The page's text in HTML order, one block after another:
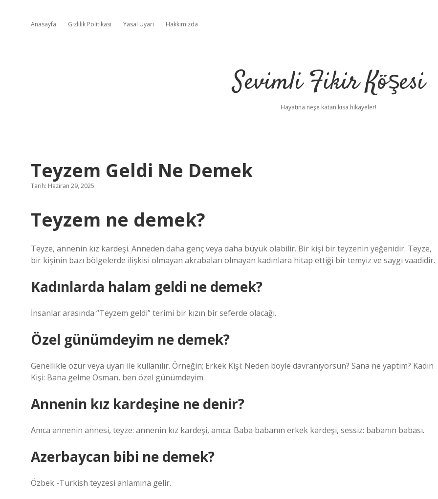
Anasayfa Gizlilik Politikası Yasal Uyarı Hakkımızda
Sevimli Fikir Köşesi
Hayatına neşe katan kısa hikayeler!
Teyzem Geldi Ne Demek
Tarih: Haziran 29, 2025
Teyzem ne demek?
Teyze, annenin kız kardeşi. Anneden daha genç veya daha büyük olabilir. Bir kişi bir teyzenin yeğenidir. Teyze,
bir kişinin bazı bölgelerde ilişkisi olmayan akrabaları olmayan kadınlara hitap ettiği bir temyiz ve saygı vaadidir.
Kadınlarda halam geldi ne demek?
İnsanlar arasında “Teyzem geldi” terimi bir kızın bir seferde olacağı.
Özel günümdeyim ne demek?
Genellikle özür veya uyarı ile kullanılır. Örneğin; Erkek Kişi: Neden böyle davranıyorsun? Sana ne yaptım? Kadın
Kişi: Bana gelme Osman, ben özel günümdeyim.
Annenin kız kardeşine ne denir?
Amca annenin annesi, teyze: annenin kız kardeşi, amca: Baba babanın erkek kardeşi, sessiz: babanın babası.
Azerbaycan bibi ne demek?
Özbek -Turkish teyzesi anlamına gelir.